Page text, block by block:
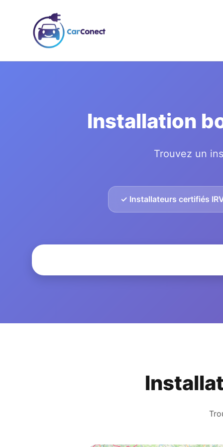
Installation
Trouvez un
✓ Installateurs certifiés